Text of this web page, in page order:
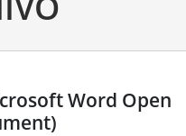
Word Open